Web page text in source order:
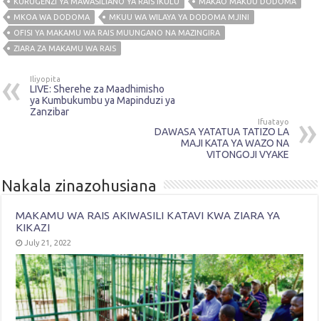
MKOA WA DODOMA
MKUU WA WILAYA YA DODOMA MJINI
OFISI YA MAKAMU WA RAIS MUUNGANO NA MAZINGIRA
ZIARA ZA MAKAMU WA RAIS
Iliyopita
LIVE: Sherehe za Maadhimisho
ya Kumbukumbu ya Mapinduzi ya
Zanzibar
Ifuatayo
DAWASA YATATUA TATIZO LA
MAJI KATA YA WAZO NA
VITONGOJI VYAKE
Nakala zinazohusiana
MAKAMU WA RAIS AKIWASILI KATAVI KWA ZIARA YA
KIKAZI
July 21, 2022